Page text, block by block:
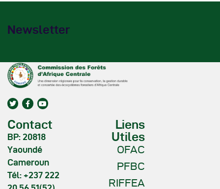
Newsletter
Contact
BP: 20818
Yaoundé
Cameroun
Tél: +237 222
Liens
Utiles
OFAC
PFBC
RIFFEA